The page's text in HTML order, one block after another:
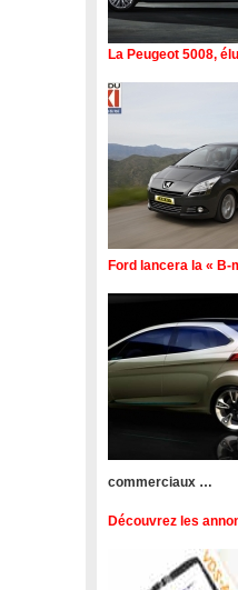
La Peugeot 5008,
Ford lancera la « B-
commerciaux …
Découvrez les